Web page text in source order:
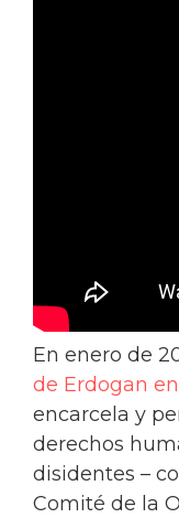
En enero de
de Erdogan
encarcela y
derechos
disidentes –
Comité de la